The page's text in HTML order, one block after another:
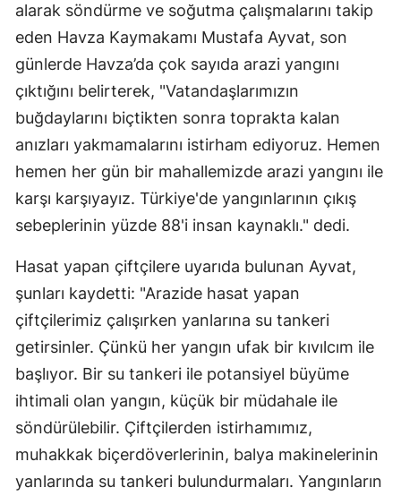
alarak söndürme ve soğutma çalışmalarını takip
eden Havza Kaymakamı Mustafa Ayvat, son
günlerde Havza’da çok sayıda arazi yangını
çıktığını belirterek, "Vatandaşlarımızın
buğdaylarını biçtikten sonra toprakta kalan
anızları yakmamalarını istirham ediyoruz. Hemen
hemen her gün bir mahallemizde arazi yangını ile
karşı karşıyayız. Türkiye'de yangınlarının çıkış
sebeplerinin yüzde 88'i insan kaynaklı." dedi.
Hasat yapan çiftçilere uyarıda bulunan Ayvat,
şunları kaydetti: "Arazide hasat yapan
çiftçilerimiz çalışırken yanlarına su tankeri
getirsinler. Çünkü her yangın ufak bir kıvılcım ile
başlıyor. Bir su tankeri ile potansiyel büyüme
ihtimali olan yangın, küçük bir müdahale ile
söndürülebilir. Çiftçilerden istirhamımız,
muhakkak biçerdöverlerinin, balya makinelerinin
yanlarında su tankeri bulundurmaları. Yangınların